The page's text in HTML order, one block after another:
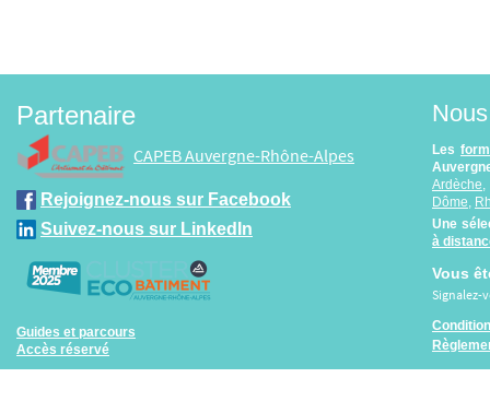
Partenaire
CAPEB Auvergne-Rhône-Alpes
Rejoignez-nous sur Facebook
Suivez-nous sur LinkedIn
Guides et parcours
Accès réservé
Les
Ardèche
Dôme
Une
à
Vous
Signalez-